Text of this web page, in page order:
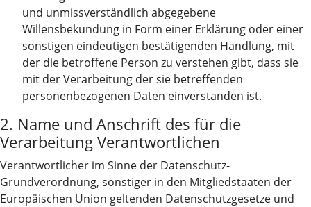
und unmissverständlich abgegebene
Willensbekundung in Form einer Erklärung oder einer
sonstigen eindeutigen bestätigenden Handlung, mit
der die betroffene Person zu verstehen gibt, dass sie
mit der Verarbeitung der sie betreffenden
personenbezogenen Daten einverstanden ist.
2. Name und Anschrift des für die
Verarbeitung Verantwortlichen
Verantwortlicher im Sinne der Datenschutz-
Grundverordnung, sonstiger in den Mitgliedstaaten der
Europäischen Union geltenden Datenschutzgesetze und